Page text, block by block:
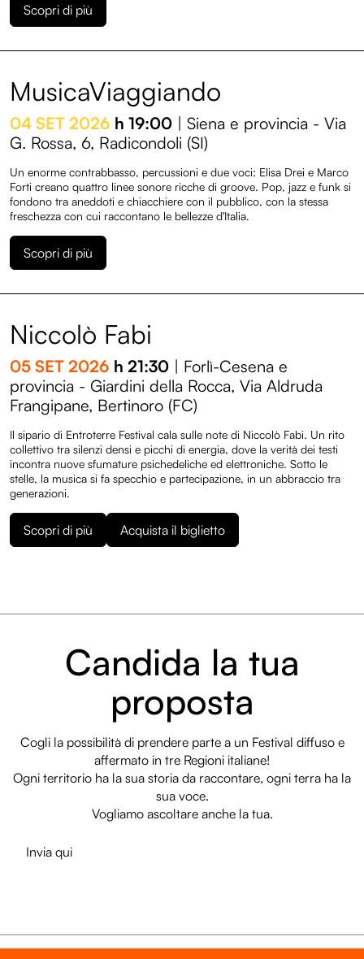
Scopri di più
MusicaViaggiando
04 SET 2026 h 19:00 | Siena e provincia - Via
G. Rossa, 6, Radicondoli (SI)
Un enorme contrabbasso, percussioni e due voci: Elisa Drei e Marco
Forti creano quattro linee sonore ricche di groove. Pop, jazz e funk si
fondono tra aneddoti e chiacchiere con il pubblico, con la stessa
freschezza con cui raccontano le bellezze d'Italia.
Scopri di più
Niccolò Fabi
05 SET 2026 h 21:30 | Forlì-Cesena e
provincia - Giardini della Rocca, Via Aldruda
Frangipane, Bertinoro (FC)
Il sipario di Entroterre Festival cala sulle note di Niccolò Fabi. Un rito
collettivo tra silenzi densi e picchi di energia, dove la verità dei testi
incontra nuove sfumature psichedeliche ed elettroniche. Sotto le
stelle, la musica si fa specchio e partecipazione, in un abbraccio tra
generazioni.
Scopri di più Acquista il biglietto
Candida la tua
proposta
Cogli la possibilità di prendere parte a un Festival diffuso e
affermato in tre Regioni italiane!
Ogni territorio ha la sua storia da raccontare, ogni terra ha la
sua voce.
Vogliamo ascoltare anche la tua.
Invia qui